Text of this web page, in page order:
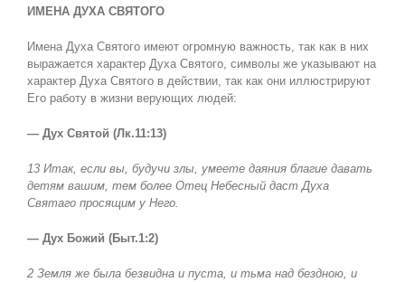
ИМЕНА ДУХА СВЯТОГО
Имена Духа Святого имеют огромную важность, так как в них
выражается характер Духа Святого, символы же указывают на
характер Духа Святого в действии, так как они иллюстрируют
Его работу в жизни верующих людей:
— Дух Святой (Лк.11:13)
13 Итак, если вы, будучи злы, умеете даяния благие давать
детям вашим, тем более Отец Небесный даст Духа
Святаго просящим у Него.
— Дух Божий (Быт.1:2)
2 Земля же была безвидна и пуста, и тьма над бездною, и